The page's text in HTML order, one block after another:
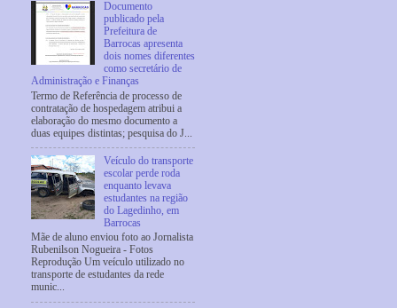
Documento
publicado pela
Prefeitura de
Barrocas apresenta
dois nomes diferentes
como secretário de
Administração e Finanças
Termo de Referência de processo de
contratação de hospedagem atribui a
elaboração do mesmo documento a
duas equipes distintas; pesquisa do J...
Veículo do transporte
escolar perde roda
enquanto levava
estudantes na região
do Lagedinho, em
Barrocas
Mãe de aluno enviou foto ao Jornalista
Rubenilson Nogueira - Fotos
Reprodução Um veículo utilizado no
transporte de estudantes da rede
munic...